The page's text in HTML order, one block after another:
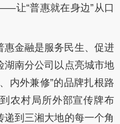
让“普惠就在身边”从口
惠金融是服务民生、促进
湖南分公司以点亮城市地
内外兼修”的品牌扎根路
农村局所外部宣传牌布
到三湘大地的每一个角